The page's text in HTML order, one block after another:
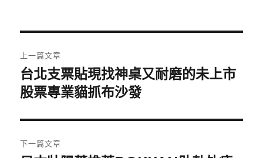
章
導
覽
上一篇文章
上
一
文
章:
台北支票貼現找神桌又耐磨的未上市
股票專業貓抓布沙發
下一篇文章